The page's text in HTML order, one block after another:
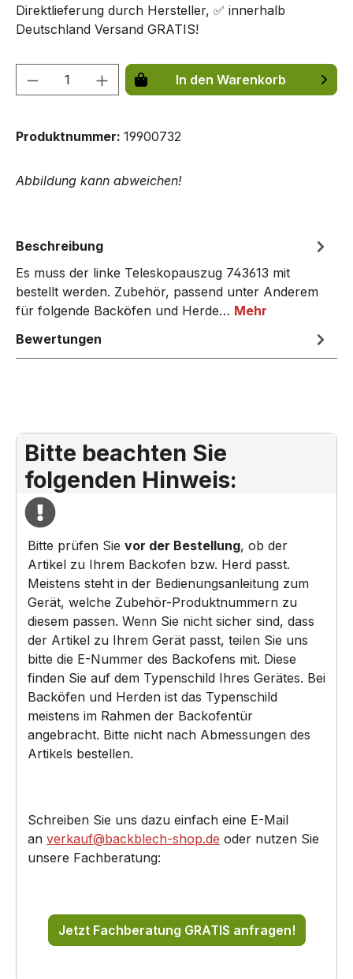
Direktlieferung durch Hersteller, ✅ innerhalb
Deutschland Versand GRATIS!
Produkt Anzahl: Gib denIn den Warenkorb
Produktnummer: 19900732
Abbildung kann abweichen!
Beschreibung
Es muss der linke Teleskopauszug 743613 mit
bestellt werden. Zubehör, passend unter Anderem
für folgende Backöfen und Herde… Mehr
Bewertungen
Bitte beachten Sie
folgenden Hinweis:
Bitte prüfen Sie vor der Bestellung, ob der
Artikel zu Ihrem Backofen bzw. Herd passt.
Meistens steht in der Bedienungsanleitung zum
Gerät, welche Zubehör-Produktnummern zu
diesem passen. Wenn Sie nicht sicher sind, dass
der Artikel zu Ihrem Gerät passt, teilen Sie uns
bitte die E-Nummer des Backofens mit. Diese
finden Sie auf dem Typenschild Ihres Gerätes. Bei
Backöfen und Herden ist das Typenschild
meistens im Rahmen der Backofentür
angebracht. Bitte nicht nach Abmessungen des
Artikels bestellen.
Schreiben Sie uns dazu einfach eine E-Mail
an verkauf@backblech-shop.de oder nutzen Sie
unsere Fachberatung:
Jetzt Fachberatung GRATIS anfragen!